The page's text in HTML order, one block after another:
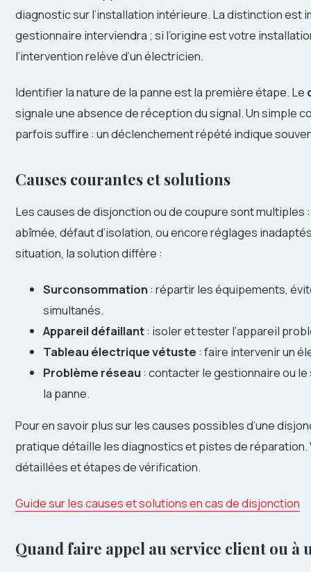
diagnostic sur l’installation intérieure. La distinction est
gestionnaire interviendra ; si l’origine est votre
l’intervention relève d’un électricien.
Identifier la nature de la panne est la première étape. Le
signale une absence de réception du signal. Un simple
parfois suffire : un déclenchement répété indique
Causes courantes et solutions
Les causes de disjonction ou de coupure sont
abîmée, défaut d’isolation, ou encore réglages
situation, la solution diffère :
Surconsommation : répartir les équipements,
simultanés.
Appareil défaillant: isoler et tester l’appareil
Tableau électrique vétuste : faire intervenir un
Problème réseau : contacter le gestionnaire ou le
la panne.
Pour en savoir plus sur les causes possibles d’une
pratique détaille les diagnostics et pistes de
détaillées et étapes de vérification.
Guide sur les causes et solutions en cas de disjonction
Quand faire appel au service client ou à